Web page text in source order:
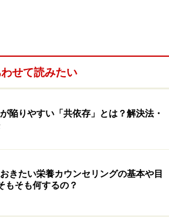
け（20.5％）、３位は社会とのつ
る閉じこもりがちにならない
練に特化した事業所や作業活動を
んでいる事業所もありますが、
からは、目的が不明確なデイサー
せん。
せて読みたい
陥りやすい「共依存」とは？解決法・
きたい栄養カウンセリングの基本や目
そも何するの？